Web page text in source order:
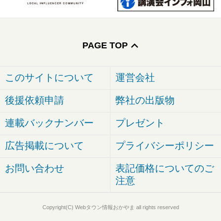
PAGE TOP
このサイトについて 運営会社
後援依頼申請 弊社の出版物
連載バックナンバー プレゼント
広告掲載について プライバシーポリシー
お問い合わせ
表記価格についてのご
注意
Copyright(C) Webタウン情報おかやま all rights reserved